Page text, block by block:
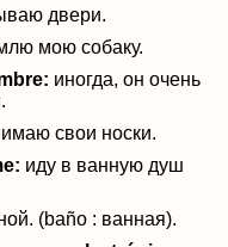
двери.
мою собаку.
иногда, он очень
свои носки.
иду в ванную душ
(baño : ванная).